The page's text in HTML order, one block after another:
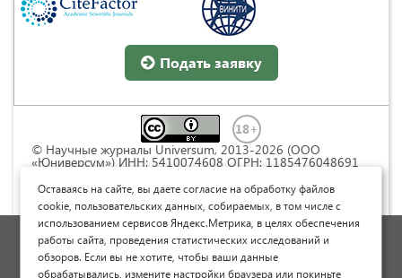
Подать заявку
© Научные журналы Universum, 2013-2026 (ООО
«Юниверсум») ИНН: 5410074608 ОГРН: 1185476048691
Commons « Attribution» («Атрибуция») 4.0
Непортированная
Политика обработки персональных данных
Договор оферты
Оставаясь на сайте, вы даете согласие на обработку файлов
cookie, пользовательских данных, собираемых, в том числе с
использованием сервисов Яндекс.Метрика, в целях обеспечения
работы сайта, проведения статистических исследований и
обзоров. Если вы не хотите, чтобы ваши данные
обрабатывались, измените настройки браузера или покиньте